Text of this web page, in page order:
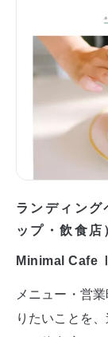
ランディング
ップ・飲食店
Minimal Cafe Ⅱ
メニュー・営
りたいことを